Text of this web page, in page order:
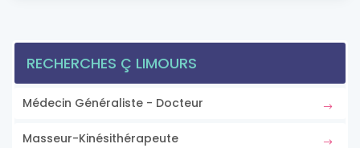
RECHERCHES Ç LIMOURS
Médecin Généraliste - Docteur
Masseur-Kinésithérapeute